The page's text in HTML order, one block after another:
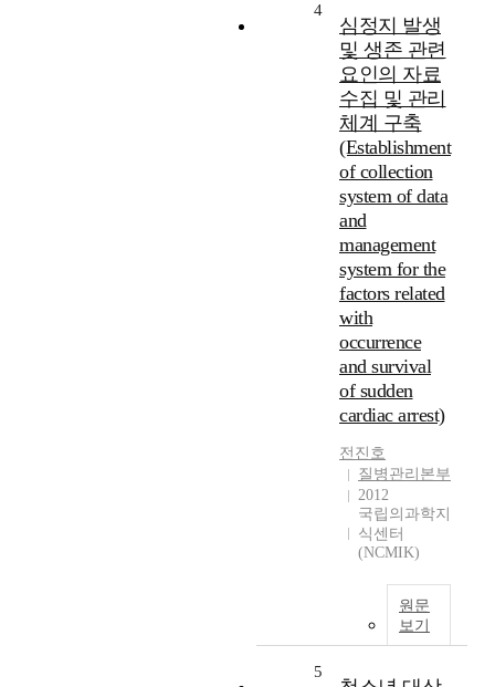
4
심정지 발생
및 생존 관련
요인의 자료
수집 및 관리
체계 구축
(Establishment
of collection
system of data
and
management
system for the
factors related
with
occurrence
and survival
of sudden
cardiac arrest)
전진호
질병관리본부
2012
국립의과학지
식센터
(NCMIK)
원문
보기
5